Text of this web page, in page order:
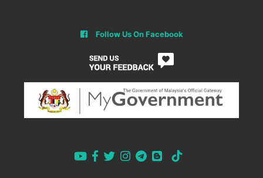
Follow Us On Facebook